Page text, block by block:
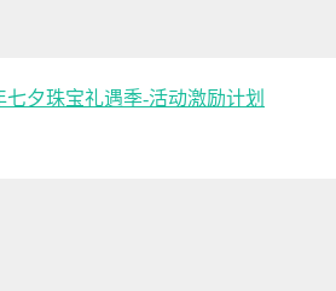
七夕珠宝礼遇季-活动激励计划